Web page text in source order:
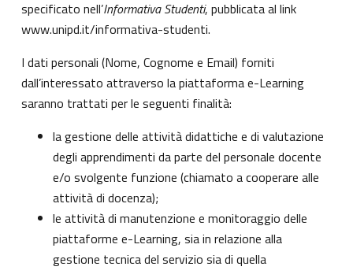
specificato nell’Informativa Studenti, pubblicata al link
www.unipd.it/informativa-studenti.
I dati personali (Nome, Cognome e Email) forniti
dall’interessato attraverso la piattaforma e-Learning
saranno trattati per le seguenti finalità:
la gestione delle attività didattiche e di valutazione
degli apprendimenti da parte del personale docente
e/o svolgente funzione (chiamato a cooperare alle
attività di docenza);
le attività di manutenzione e monitoraggio delle
piattaforme e-Learning, sia in relazione alla
gestione tecnica del servizio sia di quella